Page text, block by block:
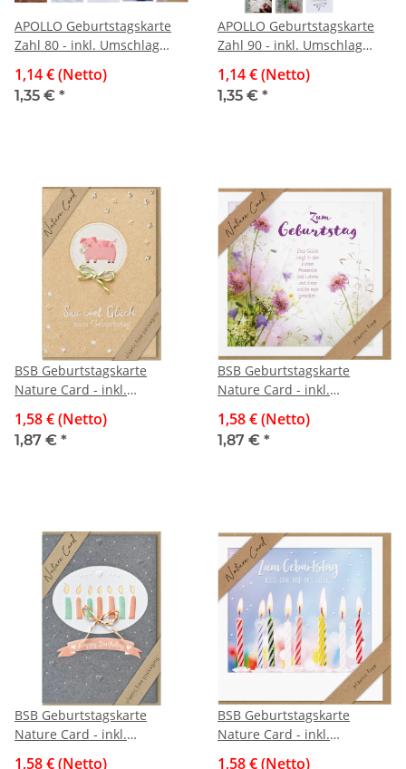
APOLLO Geburtstagskarte
Zahl 80 - inkl. Umschlag
1,14 € (Netto)
1,35 € *
APOLLO Geburtstagskarte
Zahl 90 - inkl. Umschlag
1,14 € (Netto)
1,35 € *
BSB Geburtstagskarte
Nature Card - inkl.
1,58 € (Netto)
1,87 € *
BSB Geburtstagskarte
Nature Card - inkl.
1,58 € (Netto)
1,87 € *
BSB Geburtstagskarte
Nature Card - inkl.
1,58 € (Netto)
BSB Geburtstagskarte
Nature Card - inkl.
1,58 € (Netto)